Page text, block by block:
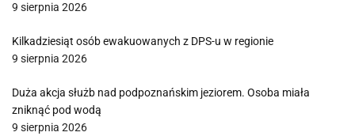
9 sierpnia 2026
Kilkadziesiąt osób ewakuowanych z DPS-u w regionie
9 sierpnia 2026
Duża akcja służb nad podpoznańskim jeziorem. Osoba miała
zniknąć pod wodą
9 sierpnia 2026